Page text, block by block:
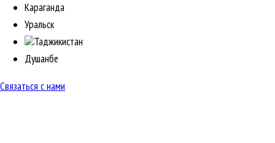
Караганда
Уральск
Таджикистан
Душанбе
Связаться с нами